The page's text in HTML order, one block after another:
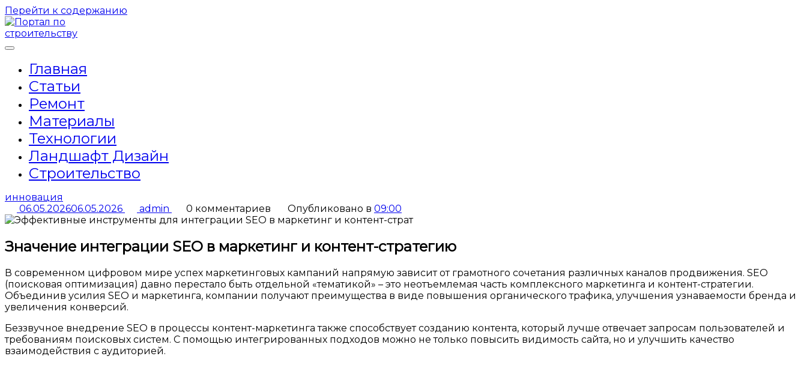
Перейти к содержанию
Главная
Статьи
Ремонт
Материалы
Технологии
Ландшафт Дизайн
Строительство
инновация
06.05.202606.05.2026 admin 0 комментариев Опубликовано в 09:00
Значение интеграции SEO в маркетинг и контент-стратегию
В современном цифровом мире успех маркетинговых кампаний напрямую зависит от грамотного сочетания различных каналов продвижения. SEO
(поисковая оптимизация) давно перестало быть отдельной «тематикой» – это неотъемлемая часть комплексного маркетинга и контент-стратегии.
Объединив усилия SEO и маркетинга, компании получают преимущества в виде повышения органического трафика, улучшения узнаваемости бренда и
увеличения конверсий.
Беззвучное внедрение SEO в процессы контент-маркетинга также способствует созданию контента, который лучше отвечает запросам пользователей и
требованиям поисковых систем. С помощью интегрированных подходов можно не только повысить видимость сайта, но и улучшить качество
взаимодействия с аудиторией.